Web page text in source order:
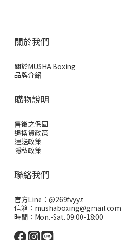
關於我們
關於MUSHA Boxing
品牌介紹
購物說明
售後之保固
退換貨政策
運送政策
隱私政策
聯絡我們
官方Line： @269fvyyz
信箱：mushaboxing@gmail.com
時間：Mon.-Sat. 09:00-18:00